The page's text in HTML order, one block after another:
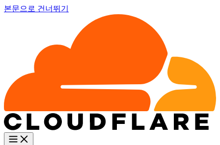
본문으로 건너뛰기